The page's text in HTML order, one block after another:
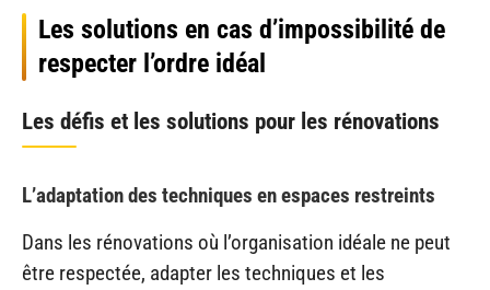
Les solutions en cas d’impossibilité de
respecter l’ordre idéal
Les défis et les solutions pour les rénovations
L’adaptation des techniques en espaces restreints
Dans les rénovations où l’organisation idéale ne peut
être respectée, adapter les techniques et les